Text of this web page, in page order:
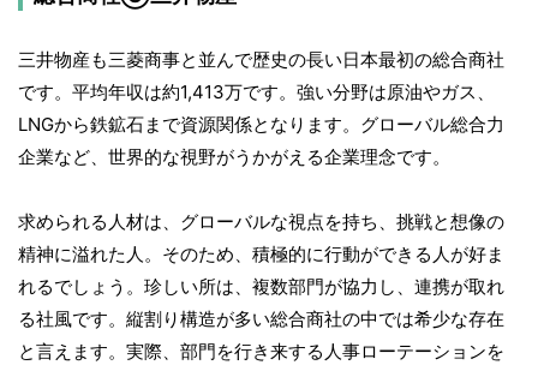
三井物産も三菱商事と並んで歴史の長い日本最初の総合商社
です。平均年収は約1,413万です。強い分野は原油やガス、
LNGから鉄鉱石まで資源関係となります。グローバル総合力
企業など、世界的な視野がうかがえる企業理念です。
求められる人材は、グローバルな視点を持ち、挑戦と想像の
精神に溢れた人。そのため、積極的に行動ができる人が好ま
れるでしょう。珍しい所は、複数部門が協力し、連携が取れ
る社風です。縦割り構造が多い総合商社の中では希少な存在
と言えます。実際、部門を行き来する人事ローテーションを